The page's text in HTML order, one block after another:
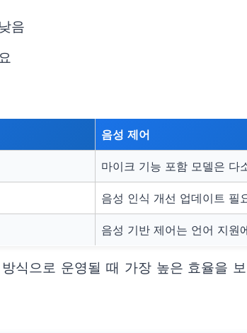
음
음성 제어
마이크 기능 포함 모델은 다
음성 인식 개선 업데이트 필
음성 기반 제어는 언어 지원
식으로 운영될 때 가장 높은 효율을